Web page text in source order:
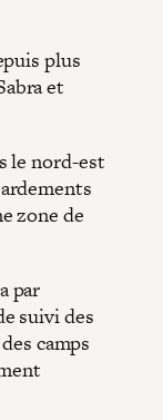
plus
et
le nord-est
zone de
par
suivi des
camps